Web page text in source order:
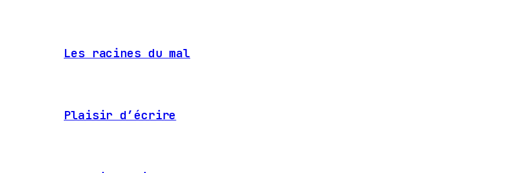
Les racines du mal
Plaisir d’écrire